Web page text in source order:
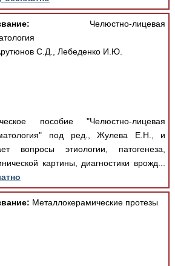
Челюстно-лицевая
С.Д., Лебеденко И.Ю.
пособие "Челюстно-лицевая
под ред., Жулева Е.Н., и
вопросы этиологии, патогенеза,
картины, диагностики врожд...
Металлокерамические протезы